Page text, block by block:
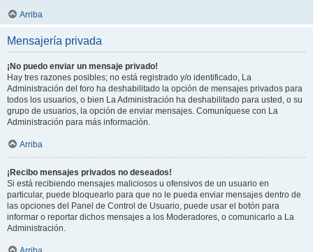
Arriba
Mensajería privada
¡No puedo enviar un mensaje privado!
Hay tres razones posibles; no está registrado y/o identificado, La
Administración del foro ha deshabilitado la opción de mensajes privados para
todos los usuarios, o bien La Administración ha deshabilitado para usted, o su
grupo de usuarios, la opción de enviar mensajes. Comuníquese con La
Administración para más información.
Arriba
¡Recibo mensajes privados no deseados!
Si está recibiendo mensajes maliciosos u ofensivos de un usuario en
particular, puede bloquearlo para que no le pueda enviar mensajes dentro de
las opciones del Panel de Control de Usuario, puede usar el botón para
informar o reportar dichos mensajes a los Moderadores, o comunicarlo a La
Administración.